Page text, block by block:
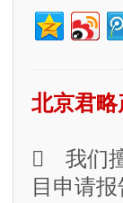
北京君
 我们
目申请报